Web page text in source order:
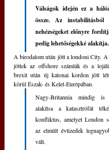
Válságok idején ez a
össze. Az instabilitásból
nehézségeket előnyre
pedig lehetőségekké alakítja.
A birodalom után jött a londoni City. A
jöttek az offshore számlák és a
brexit után új katonai kordon jött
körül Észak- és Kelet-Európában.
Nagy-Britannia mindig is
alakítsa a katasztrófát
konfliktus, amelyet London
az elmúlt évtizedek
vált.